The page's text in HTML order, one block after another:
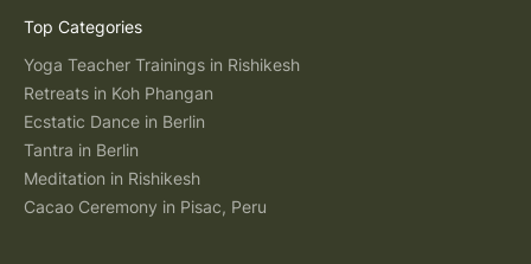
Top Categories
Yoga Teacher Trainings in Rishikesh
Retreats in Koh Phangan
Ecstatic Dance in Berlin
Tantra in Berlin
Meditation in Rishikesh
Cacao Ceremony in Pisac, Peru